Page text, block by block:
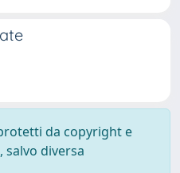
da copyright e
diversa